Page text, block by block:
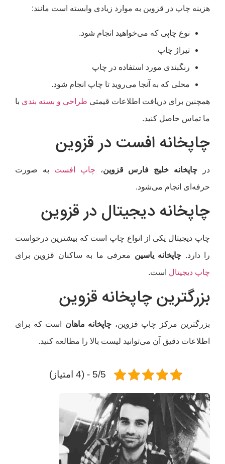
چاپ در قزوین به موارد زیادی وابسته است مانند:
نوع چاپی که می‌خواهید انجام شود.
تیراژ چاپ
رنگبندی مورد استفاده در چاپ
محلی که به آنجا می‌روید تا چاپ انجام شود.
برای دریافت اطلاعات قیمتی طراحی و بسته بندیبا
تماس حاصل کنید.
افست در قزوین
چاپخانه خلیج فارس قزوین ، چاپ افست
به صورت
انجام می‌شود.
دیجیتال در قزوین
دیجیتال یکی از انواع چاپ است که بیشترین درخواست
دارد.
چاپخانه یاسین معرفی ما به ساکنان قزوین برای
دیجیتالاست.
چاپخانه قزوین
مرکز چاپ قزوین،چاپخانه ماهان است که برای
دقیق آن می‌توانید لیست بالا را مطالعه کنید.
5/5 - (4 امتیاز)